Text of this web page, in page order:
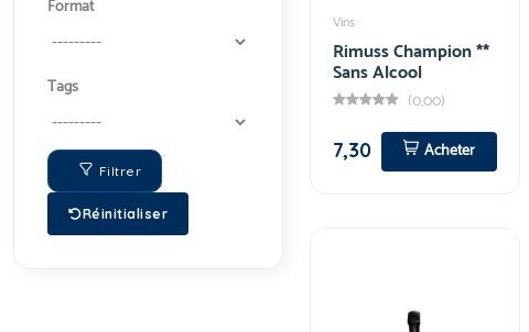
Vins
Rimuss Champion **
Sans Alcool
(0,00)
7,30
Acheter
Format
Tags
Filtrer
Réinitialiser